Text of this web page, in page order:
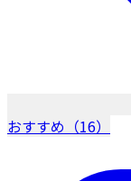
おすすめ（16）